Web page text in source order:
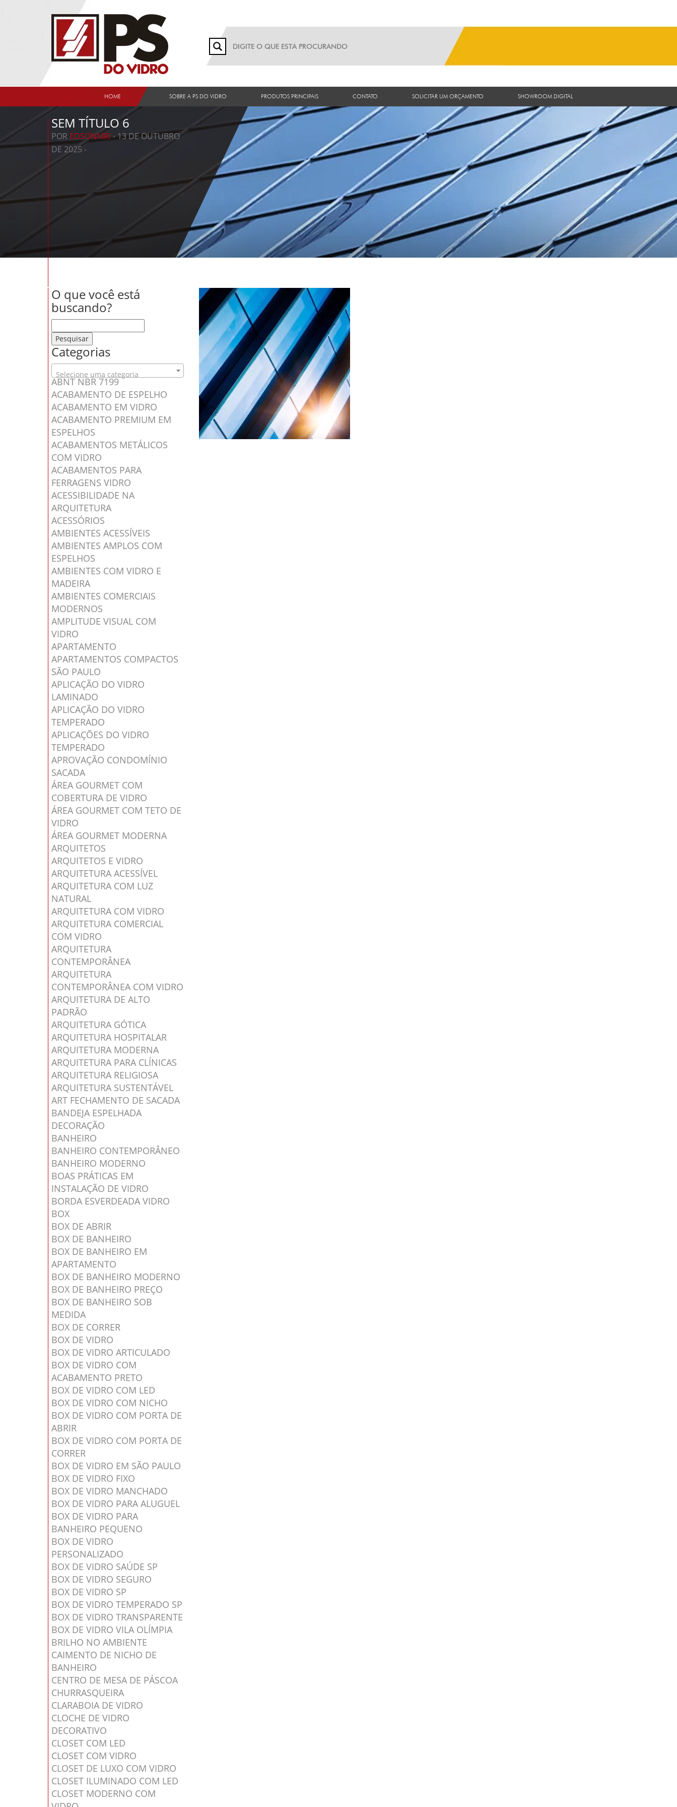
HOME SOBRE A PS DO VIDRO PRODUTOS PRINCIPAIS CONTATO SOLICITAR UM ORÇAMENTO SHOWROOM DIGITAL
SEM TÍTULO 6
POR EDSONMRI- 13 DE OUTUBRO
DE 2025 -
O que você está
buscando?
Categorias
Selecione uma categoria
ABNT NBR 7199
ACABAMENTO DE ESPELHO
ACABAMENTO EM VIDRO
ACABAMENTO PREMIUM EM
ESPELHOS
ACABAMENTOS METÁLICOS
COM VIDRO
ACABAMENTOS PARA
FERRAGENS VIDRO
ACESSIBILIDADE NA
ARQUITETURA
ACESSÓRIOS
AMBIENTES ACESSÍVEIS
AMBIENTES AMPLOS COM
ESPELHOS
AMBIENTES COM VIDRO E
MADEIRA
AMBIENTES COMERCIAIS
MODERNOS
AMPLITUDE VISUAL COM
VIDRO
APARTAMENTO
APARTAMENTOS COMPACTOS
SÃO PAULO
APLICAÇÃO DO VIDRO
LAMINADO
APLICAÇÃO DO VIDRO
TEMPERADO
APLICAÇÕES DO VIDRO
TEMPERADO
APROVAÇÃO CONDOMÍNIO
SACADA
ÁREA GOURMET COM
COBERTURA DE VIDRO
ÁREA GOURMET COM TETO DE
VIDRO
ÁREA GOURMET MODERNA
ARQUITETOS
ARQUITETOS E VIDRO
ARQUITETURA ACESSÍVEL
ARQUITETURA COM LUZ
NATURAL
ARQUITETURA COM VIDRO
ARQUITETURA COMERCIAL
COM VIDRO
ARQUITETURA
CONTEMPORÂNEA
ARQUITETURA
CONTEMPORÂNEA COM VIDRO
ARQUITETURA DE ALTO
PADRÃO
ARQUITETURA GÓTICA
ARQUITETURA HOSPITALAR
ARQUITETURA MODERNA
ARQUITETURA PARA CLÍNICAS
ARQUITETURA RELIGIOSA
ARQUITETURA SUSTENTÁVEL
ART FECHAMENTO DE SACADA
BANDEJA ESPELHADA
DECORAÇÃO
BANHEIRO
BANHEIRO CONTEMPORÂNEO
BANHEIRO MODERNO
BOAS PRÁTICAS EM
INSTALAÇÃO DE VIDRO
BORDA ESVERDEADA VIDRO
BOX
BOX DE ABRIR
BOX DE BANHEIRO
BOX DE BANHEIRO EM
APARTAMENTO
BOX DE BANHEIRO MODERNO
BOX DE BANHEIRO PREÇO
BOX DE BANHEIRO SOB
MEDIDA
BOX DE CORRER
BOX DE VIDRO
BOX DE VIDRO ARTICULADO
BOX DE VIDRO COM
ACABAMENTO PRETO
BOX DE VIDRO COM LED
BOX DE VIDRO COM NICHO
BOX DE VIDRO COM PORTA DE
ABRIR
BOX DE VIDRO COM PORTA DE
CORRER
BOX DE VIDRO EM SÃO PAULO
BOX DE VIDRO FIXO
BOX DE VIDRO MANCHADO
BOX DE VIDRO PARA ALUGUEL
BOX DE VIDRO PARA
BANHEIRO PEQUENO
BOX DE VIDRO
PERSONALIZADO
BOX DE VIDRO SAÚDE SP
BOX DE VIDRO SEGURO
BOX DE VIDRO SP
BOX DE VIDRO TEMPERADO SP
BOX DE VIDRO TRANSPARENTE
BOX DE VIDRO VILA OLÍMPIA
BRILHO NO AMBIENTE
CAIMENTO DE NICHO DE
BANHEIRO
CENTRO DE MESA DE PÁSCOA
CHURRASQUEIRA
CLARABOIA DE VIDRO
CLOCHE DE VIDRO
DECORATIVO
CLOSET COM LED
CLOSET COM VIDRO
CLOSET DE LUXO COM VIDRO
CLOSET ILUMINADO COM LED
CLOSET MODERNO COM